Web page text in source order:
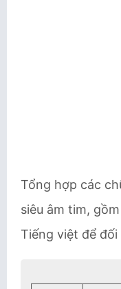
Tổng hợp các
siêu âm tim,
Tiếng việt để đối